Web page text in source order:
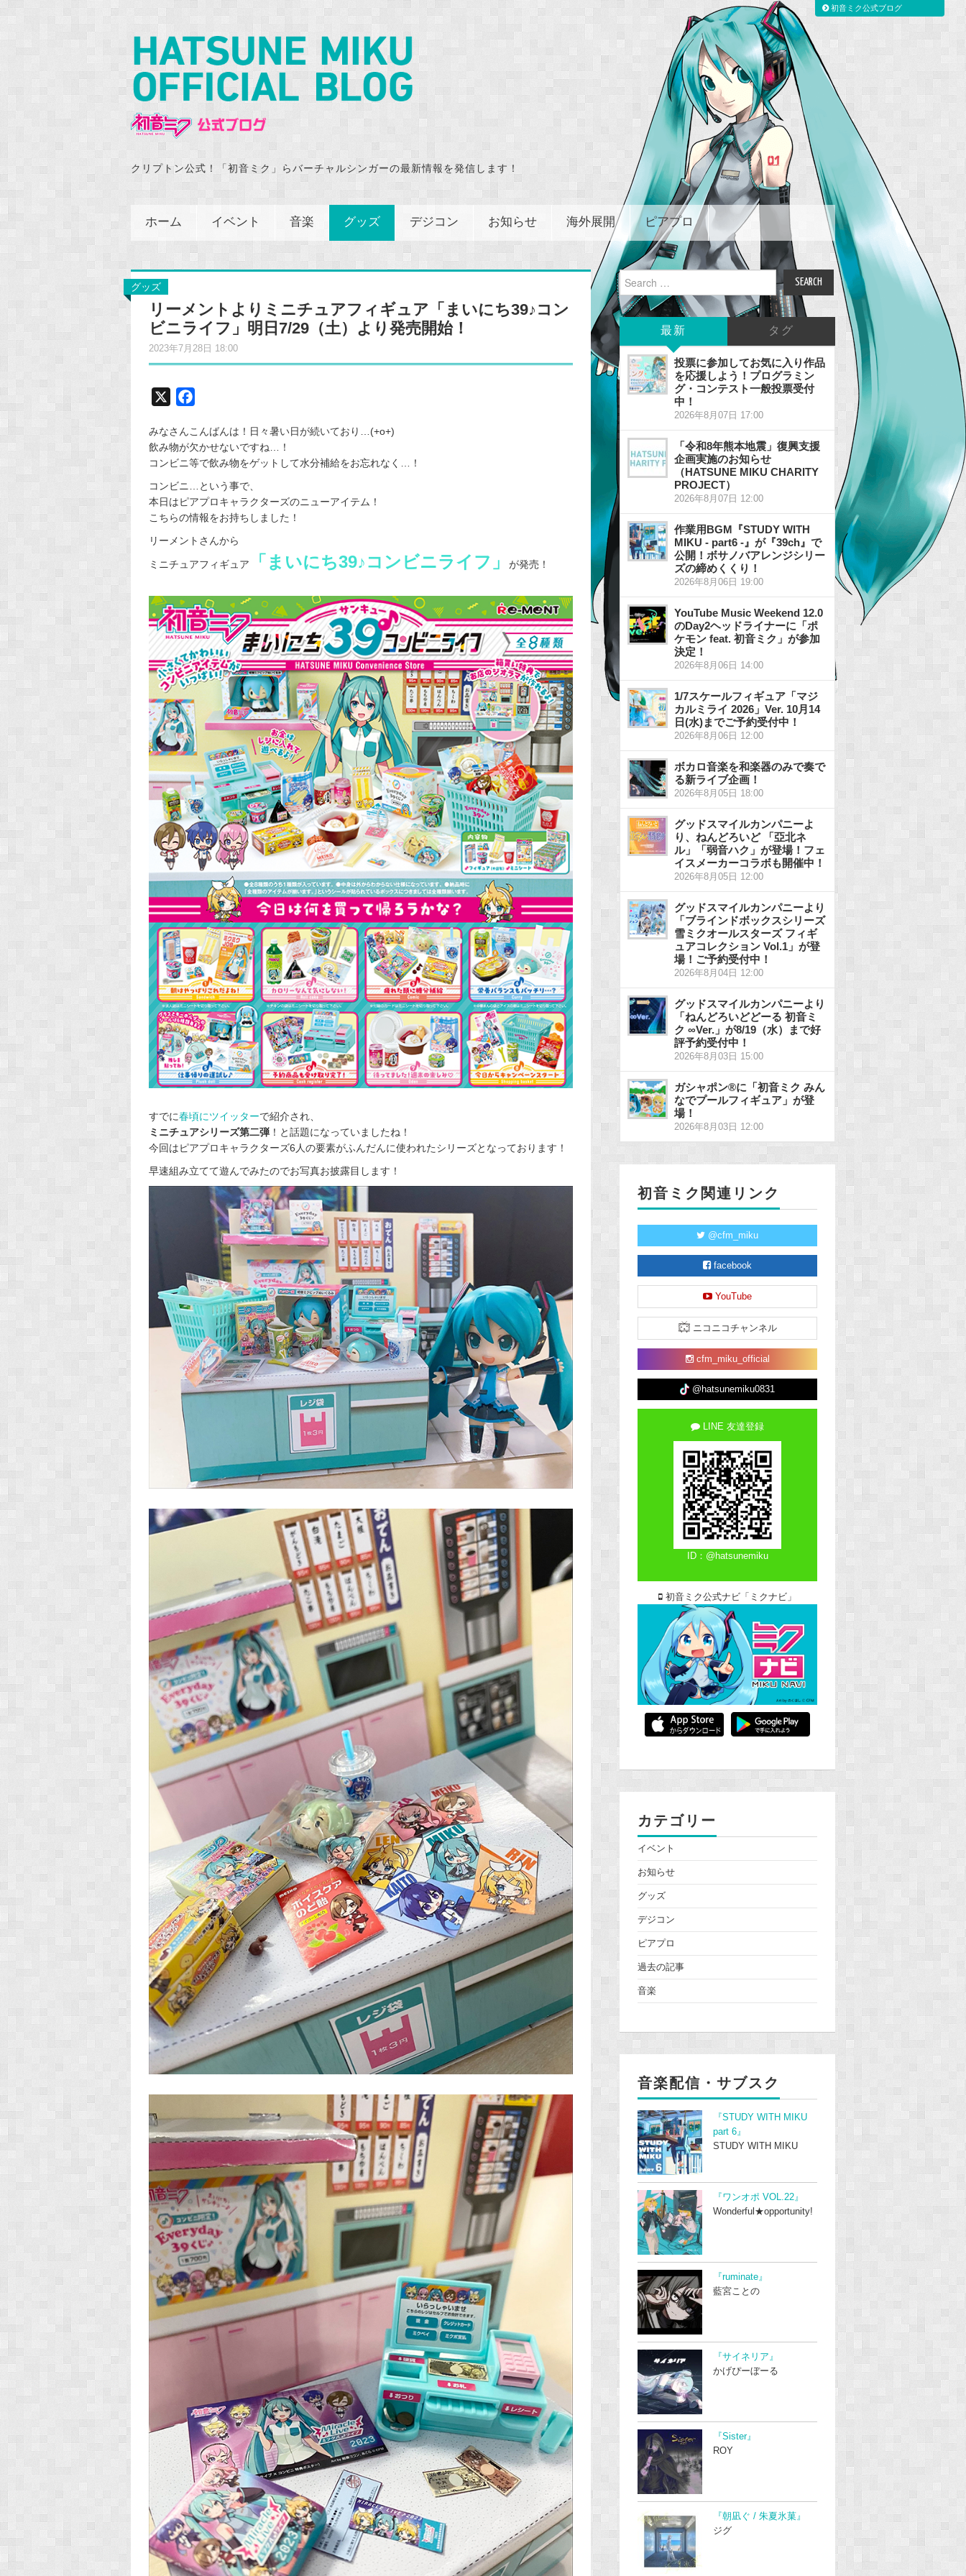
クリプトン公式！「初音ミク」らバーチャルシンガーの最新情報を発信します！
ホーム イベント 音楽 グッズ デジコン お知らせ 海外展開 ピアプロ
グッズ
リーメントよりミニチュアフィギュア「まいにち39♪コン
ビニライフ」明日7/29（土）より発売開始！
2023年7月28日 18:00
c
e
b
o
みなさんこんばんは！日々暑い日が続いており…(+o+)
飲み物が欠かせないですね…！
コンビニ等で飲み物をゲットして水分補給をお忘れなく…！
コンビニ…という事で、
本日はピアプロキャラクターズのニューアイテム！
こちらの情報をお持ちしました！
リーメントさんから
ミニチュアフィギュア 「まいにち39♪コンビニライフ」 が発売！
すでに春頃にツイッターで紹介され、
ミニチュアシリーズ第二弾 ！と話題になっていましたね！
今回はピアプロキャラクターズ6人の要素がふんだんに使われたシリーズとなっております！
早速組み立てて遊んでみたのでお写真お披露目します！
Search
for:
最新 タグ
投票に参加してお気に入り作品
を応援しよう！プログラミン
グ・コンテスト一般投票受付
中！
2026年8月07日 17:00
「令和8年熊本地震」復興支援
企画実施のお知らせ
（HATSUNE MIKU CHARITY
PROJECT）
2026年8月07日 12:00
作業用BGM『STUDY WITH
MIKU - part6 -』が『39ch』で
公開！ボサノバアレンジシリー
ズの締めくくり！
2026年8月06日 19:00
YouTube Music Weekend 12.0
のDay2ヘッドライナーに「ポ
ケモン feat. 初音ミク」が参加
決定！
2026年8月06日 14:00
1/7スケールフィギュア「マジ
カルミライ 2026」Ver. 10月14
日(水)までご予約受付中！
2026年8月06日 12:00
ボカロ音楽を和楽器のみで奏で
る新ライブ企画！
2026年8月05日 18:00
グッドスマイルカンパニーよ
り、ねんどろいど 「亞北ネ
ル」「弱音ハク」が登場！フェ
イスメーカーコラボも開催中！
2026年8月05日 12:00
グッドスマイルカンパニーより
「ブラインドボックスシリーズ
雪ミクオールスターズ フィギ
ュアコレクション Vol.1」が登
場！ご予約受付中！
2026年8月04日 12:00
グッドスマイルカンパニーより
「ねんどろいどどーる 初音ミ
ク ∞Ver.」が8/19（水）まで好
評予約受付中！
2026年8月03日 15:00
ガシャポン®に「初音ミク みん
なでプールフィギュア」が登
場！
2026年8月03日 12:00
初音ミク関連リンク
@cfm_miku
facebook
YouTube
ニコニコチャンネル
cfm_miku_official
@hatsunemiku0831
LINE 友達登録
ID：@hatsunemiku
初音ミク公式ナビ「ミクナビ」
カテゴリー
イベント
お知らせ
グッズ
デジコン
ピアプロ
過去の記事
音楽
音楽配信・サブスク
『STUDY WITH MIKU
part 6』
STUDY WITH MIKU
『ワンオポ VOL.22』
Wonderful★opportunity!
『ruminate』
藍宮ことの
『サイネリア』
かげぴーぼーる
『Sister』
ROY
『朝凪ぐ / 朱夏氷菓』
ジグ
初音ミク公式ブログ